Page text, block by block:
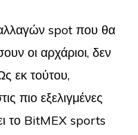
spot που θα
οι αρχάριοι, δεν
εκ τούτου,
πιο εξελιγμένες
το BitMEX sports